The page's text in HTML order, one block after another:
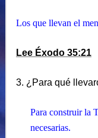
Los que llevan el
Lee Éxodo 35:21
3. ¿Para qué
Para construir la
necesarias.